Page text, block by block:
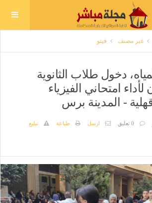
غير مصنف فيتو
دخول طلاب الثانوية
لأداء امتحاني الفيزياء
- المدينة برس
0 تعليق ارسل طباعة
تبليغ